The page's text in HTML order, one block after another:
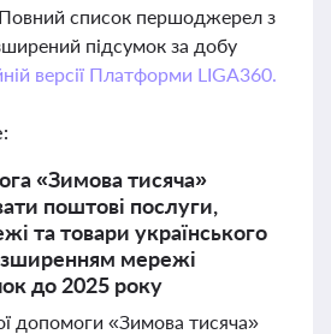
Повний список першоджерел з
підсумок за добу
версії Платформи LIGA360.
«Зимова тисяча»
поштові послуги,
та товари українського
мережі
до 2025 року
допомоги «Зимова тисяча»